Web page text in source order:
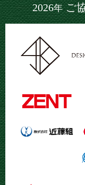
2026年ご